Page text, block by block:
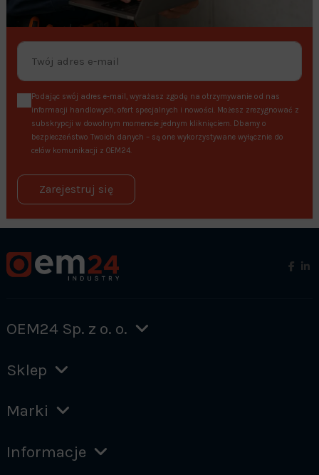
Podając swój adres e-mail, wyrażasz zgodę na otrzymywanie od nas
informacji handlowych, ofert specjalnych i nowości. Możesz zrezygnować z
subskrypcji w dowolnym momencie jednym kliknięciem. Dbamy o
bezpieczeństwo Twoich danych – są one wykorzystywane wyłącznie do
celów komunikacji z OEM24.
Zarejestruj się
OEM24 Sp. z o. o.
Sklep
Marki
Informacje